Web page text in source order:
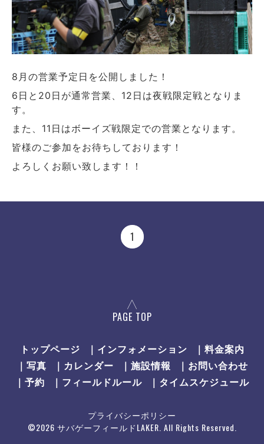
8月の営業予定日を公開しました！
6日と20日が通常営業、12日は夜戦限定戦となりま
す。
また、11日はボーイズ戦限定での営業となります。
皆様のご参加をお待ちしております！
よろしくお願い致します！！
1
PAGE TOP
トップページ ｜インフォメーション
｜料金案内
｜写真
｜カレンダー ｜施設情報
｜お問い合わせ
｜予約
｜フィールドルール ｜タイムスケジュール
プライバシーポリシー
©2026 サバゲーフィールドLAKER. All Rights Reserved.